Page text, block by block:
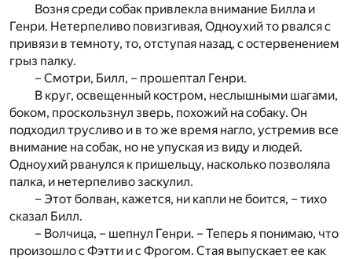
Возня среди собак привлекла внимание Билла и
Генри. Нетерпеливо повизгивая, Одноухий то рвался с
привязи в темноту, то, отступая назад, с остервенением
грыз палку.
– Смотри, Билл, – прошептал Генри.
В круг, освещенный костром, неслышными шагами,
боком, проскользнул зверь, похожий на собаку. Он
подходил трусливо и в то же время нагло, устремив все
внимание на собак, но не упуская из виду и людей.
Одноухий рванулся к пришельцу, насколько позволяла
палка, и нетерпеливо заскулил.
– Этот болван, кажется, ни капли не боится, – тихо
сказал Билл.
– Волчица, – шепнул Генри. – Теперь я понимаю, что
произошло с Фэтти и с Фрогом. Стая выпускает ее как